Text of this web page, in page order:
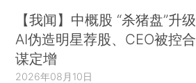
【我闻】中概股 “杀猪盘”升级
AI伪造明星荐股、CEO被控合
谋定增
2026年08月10日